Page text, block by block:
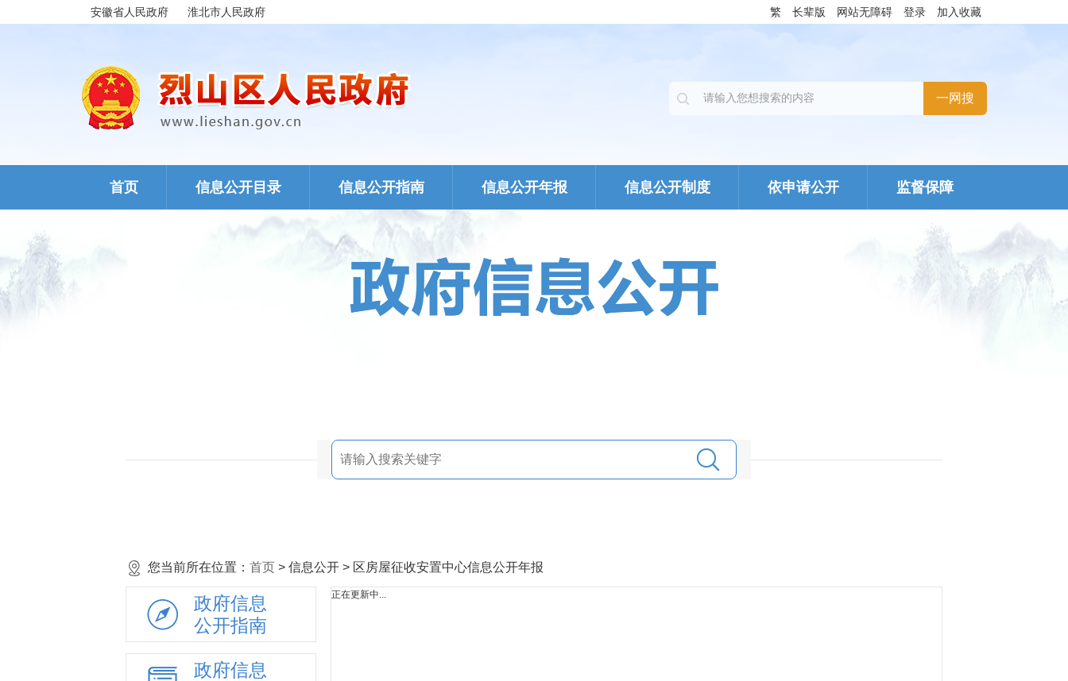
安徽省人民政府 淮北市人民政府 繁 长辈版 网站无障碍 登录 加入收藏
首页 信息公开目录 信息公开指南 信息公开年报 信息公开制度 依申请公开 监督保障
您当前所在位置： 首页 > 信息公开 > 区房屋征收安置中心信息公开年报
政府信息
公开指南
政府信息
正在更新中...